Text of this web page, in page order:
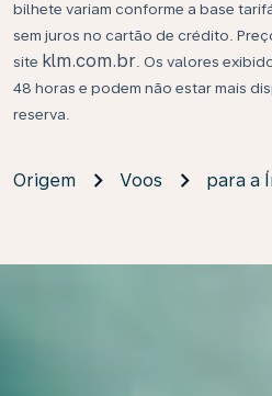
bilhete variam conforme a base
sem juros no cartão de crédito.
site klm.com.br . Os valores
48 horas e podem não estar mais
reserva.
Origem Voos para a